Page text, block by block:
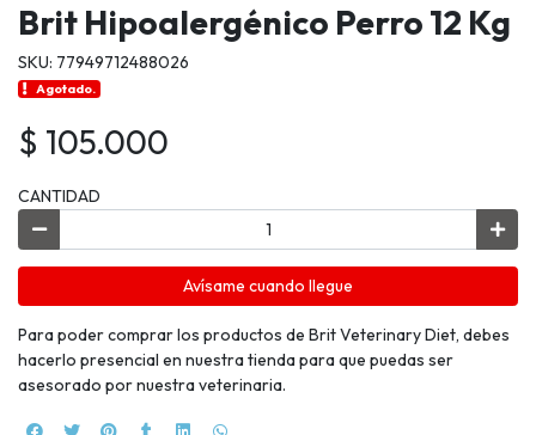
Brit Hipoalergénico Perro 12 Kg
SKU: 77949712488026
Agotado.
$ 105.000
CANTIDAD
Avísame cuando llegue
Para poder comprar los productos de Brit Veterinary Diet, debes
hacerlo presencial en nuestra tienda para que puedas ser
asesorado por nuestra veterinaria.